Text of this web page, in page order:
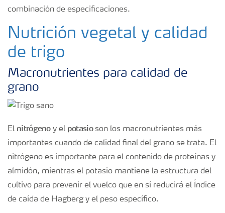
combinación de especificaciones.
Nutrición vegetal y calidad
de trigo
Macronutrientes para calidad de
grano
El nitrógenoy el potasioson los macronutrientes más
importantes cuando de calidad final del grano se trata. El
nitrógeno es importante para el contenido de proteínas y
almidón, mientras el potasio mantiene la estructura del
cultivo para prevenir el vuelco que en sí reducirá el Índice
de caída de Hagberg y el peso específico.